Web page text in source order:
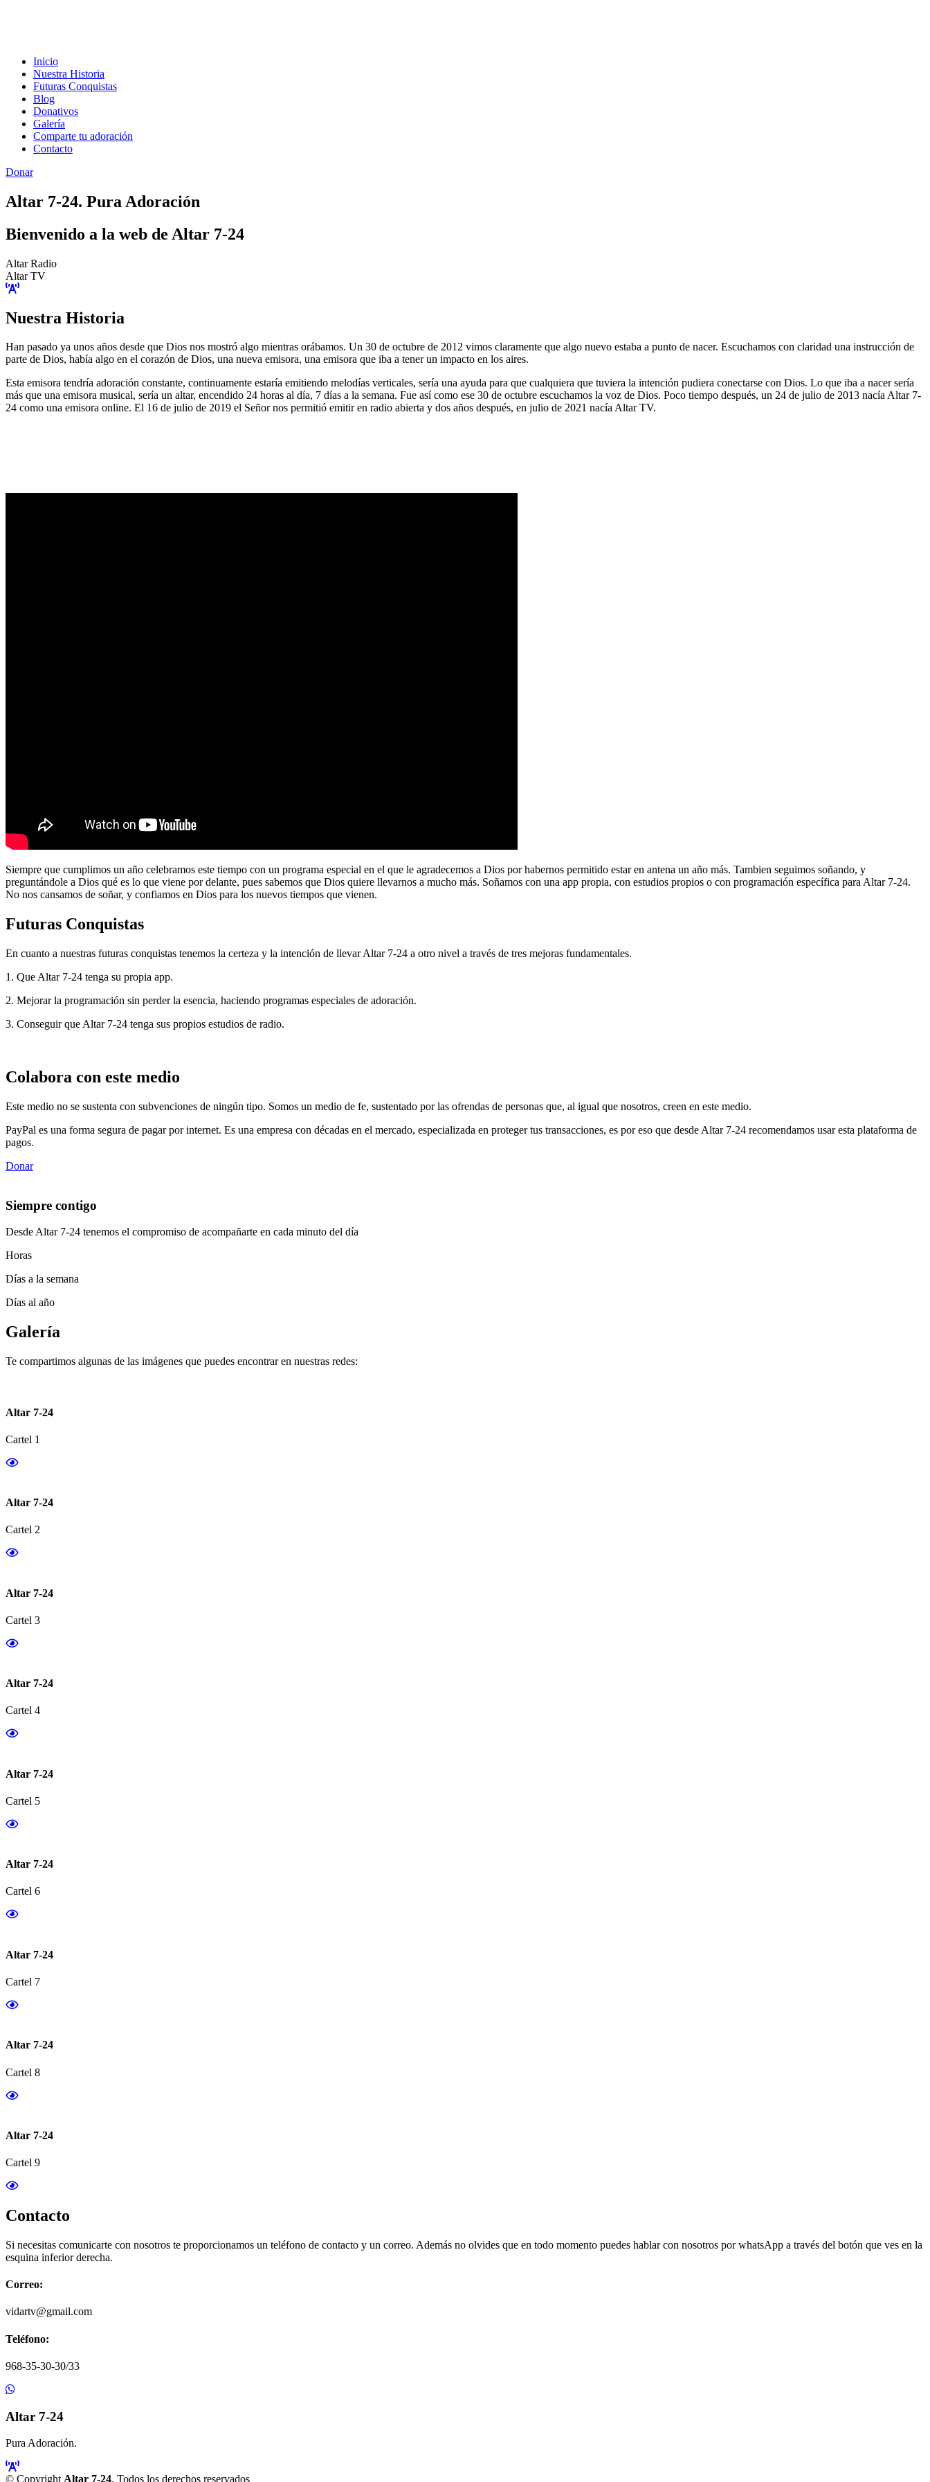
Inicio
Nuestra Historia
Futuras Conquistas
Blog
Donativos
Galería
Comparte tu adoración
Contacto
Donar
Altar 7-24. Pura Adoración
Bienvenido a la web de Altar 7-24
Altar Radio
Altar TV
Nuestra Historia
Han pasado ya unos años desde que Dios nos mostró algo mientras orábamos. Un 30 de octubre de 2012 vimos claramente que algo nuevo estaba a punto de nacer. Escuchamos con claridad una instrucción de
parte de Dios, había algo en el corazón de Dios, una nueva emisora, una emisora que iba a tener un impacto en los aires.
Esta emisora tendría adoración constante, continuamente estaría emitiendo melodías verticales, sería una ayuda para que cualquiera que tuviera la intención pudiera conectarse con Dios. Lo que iba a nacer sería
más que una emisora musical, sería un altar, encendido 24 horas al día, 7 días a la semana. Fue así como ese 30 de octubre escuchamos la voz de Dios. Poco tiempo después, un 24 de julio de 2013 nacía Altar 7-
24 como una emisora online. El 16 de julio de 2019 el Señor nos permitió emitir en radio abierta y dos años después, en julio de 2021 nacía Altar TV.
Siempre que cumplimos un año celebramos este tiempo con un programa especial en el que le agradecemos a Dios por habernos permitido estar en antena un año más. Tambien seguimos soñando, y
preguntándole a Dios qué es lo que viene por delante, pues sabemos que Dios quiere llevarnos a mucho más. Soñamos con una app propia, con estudios propios o con programación específica para Altar 7-24.
No nos cansamos de soñar, y confiamos en Dios para los nuevos tiempos que vienen.
Futuras Conquistas
En cuanto a nuestras futuras conquistas tenemos la certeza y la intención de llevar Altar 7-24 a otro nivel a través de tres mejoras fundamentales.
1. Que Altar 7-24 tenga su propia app.
2. Mejorar la programación sin perder la esencia, haciendo programas especiales de adoración.
3. Conseguir que Altar 7-24 tenga sus propios estudios de radio.
Colabora con este medio
Este medio no se sustenta con subvenciones de ningún tipo. Somos un medio de fe, sustentado por las ofrendas de personas que, al igual que nosotros, creen en este medio.
PayPal es una forma segura de pagar por internet. Es una empresa con décadas en el mercado, especializada en proteger tus transacciones, es por eso que desde Altar 7-24 recomendamos usar esta plataforma de
pagos.
Donar
Siempre contigo
Desde Altar 7-24 tenemos el compromiso de acompañarte en cada minuto del día
Horas
Días a la semana
Días al año
Galería
Te compartimos algunas de las imágenes que puedes encontrar en nuestras redes:
Altar 7-24
Cartel 1
Altar 7-24
Cartel 2
Altar 7-24
Cartel 3
Altar 7-24
Cartel 4
Altar 7-24
Cartel 5
Altar 7-24
Cartel 6
Altar 7-24
Cartel 7
Altar 7-24
Cartel 8
Altar 7-24
Cartel 9
Contacto
Si necesitas comunicarte con nosotros te proporcionamos un teléfono de contacto y un correo. Además no olvides que en todo momento puedes hablar con nosotros por whatsApp a través del botón que ves en la
esquina inferior derecha.
Correo:
vidartv@gmail.com
Teléfono:
968-35-30-30/33
Altar 7-24
Pura Adoración.
© Copyright Altar 7-24. Todos los derechos reservados